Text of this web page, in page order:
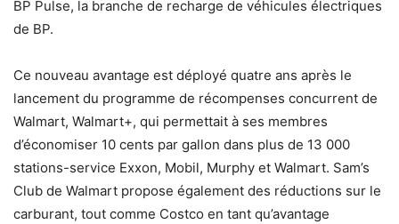
BP Pulse, la branche de recharge de véhicules électriques
de BP.
Ce nouveau avantage est déployé quatre ans après le
lancement du programme de récompenses concurrent de
Walmart, Walmart+, qui permettait à ses membres
d’économiser 10 cents par gallon dans plus de 13 000
stations-service Exxon, Mobil, Murphy et Walmart. Sam’s
Club de Walmart propose également des réductions sur le
carburant, tout comme Costco en tant qu’avantage